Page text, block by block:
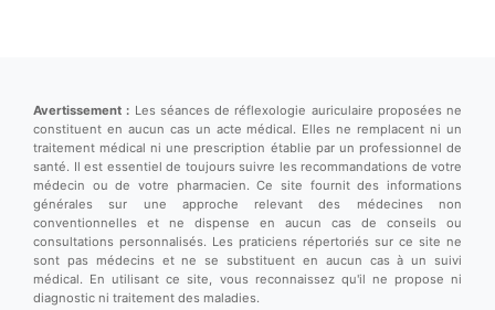
Avertissement : Les séances de réflexologie auriculaire proposées ne
constituent en aucun cas un acte médical. Elles ne remplacent ni un
traitement médical ni une prescription établie par un professionnel de
santé. Il est essentiel de toujours suivre les recommandations de votre
médecin ou de votre pharmacien. Ce site fournit des informations
générales sur une approche relevant des médecines non
conventionnelles et ne dispense en aucun cas de conseils ou
consultations personnalisés. Les praticiens répertoriés sur ce site ne
sont pas médecins et ne se substituent en aucun cas à un suivi
médical. En utilisant ce site, vous reconnaissez qu'il ne propose ni
diagnostic ni traitement des maladies.